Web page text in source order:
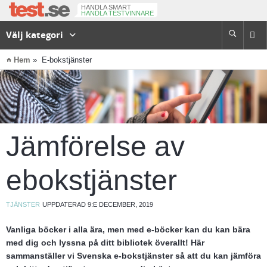
HANDLA SMART
HANDLA TESTVINNARE
Välj kategori 
⌂ Hem E-bokstjänster
Jämförelse av
ebokstjänster
TJÄNSTER UPPDATERAD 9:E DECEMBER, 2019
Vanliga böcker i alla ära, men med e-böcker kan du kan bära
med dig och lyssna på ditt bibliotek överallt! Här
sammanställer vi Svenska e-bokstjänster så att du kan jämföra